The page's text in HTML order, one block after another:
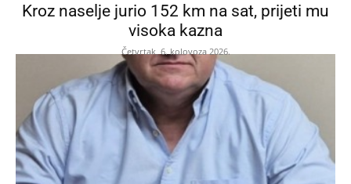
Kroz naselje jurio 152 km na sat, prijeti mu
visoka kazna
Četvrtak, 6. kolovoza 2026.